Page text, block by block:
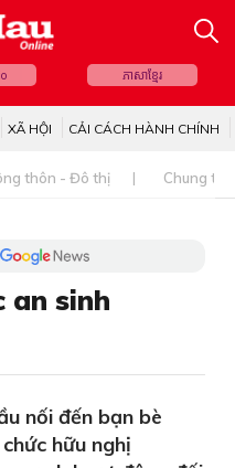
ភាសាខ្មែរ
XÃ HỘI CẢI CÁCH HÀNH CHÍNH
thôn - Đô thị Chung
an sinh
nối đến bạn bè
hữu nghị